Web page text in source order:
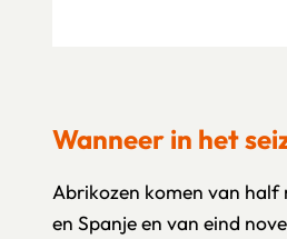
Wanneer in het
Abrikozen komen van half
en Spanje en van eind